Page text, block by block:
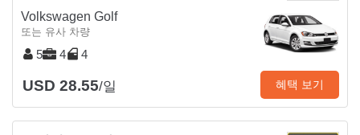
Volkswagen Golf
또는 유사 차량
5 4 4
USD 28.55/일 혜택 보기